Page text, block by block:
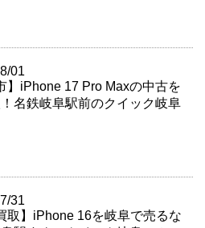
01
】iPhone 17 Pro Maxの中古を
名鉄岐阜駅前のクイック岐阜
31
取】iPhone 16を岐阜で売るな